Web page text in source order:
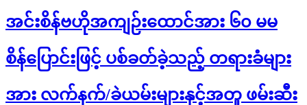
အင်းစိန်ဗဟိုအကျဉ်းထောင်အား ၆၀ မမ
စိန်ပြောင်းဖြင့် ပစ်ခတ်ခဲ့သည့် တရားခံများ
အား လက်နက်/ခဲယမ်းများနှင့်အတူ ဖမ်းဆီး